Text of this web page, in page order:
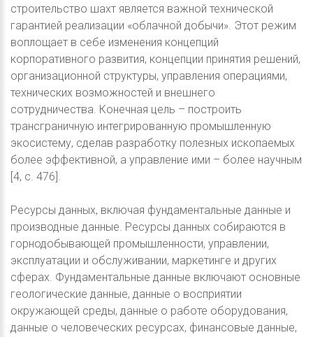
строительство шахт является важной технической
гарантией реализации «облачной добычи». Этот режим
воплощает в себе изменения концепций
корпоративного развития, концепции принятия решений,
организационной структуры, управления операциями,
технических возможностей и внешнего
сотрудничества. Конечная цель – построить
трансграничную интегрированную промышленную
экосистему, сделав разработку полезных ископаемых
более эффективной, а управление ими – более научным
[4, с. 476].
Ресурсы данных, включая фундаментальные данные и
производные данные. Ресурсы данных собираются в
горнодобывающей промышленности, управлении,
эксплуатации и обслуживании, маркетинге и других
сферах. Фундаментальные данные включают основные
геологические данные, данные о восприятии
окружающей среды, данные о работе оборудования,
данные о человеческих ресурсах, финансовые данные,